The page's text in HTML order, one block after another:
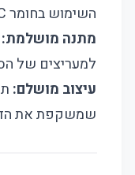
השימוש בחומר PVC איכותי.
מתנה מושלמת:
למעריצים של
עיצוב מושלם:
שמשקפת את